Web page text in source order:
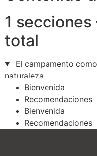
1 secciones
total
El campamento
naturaleza
Bienvenida
Recomendaciones
Bienvenida
Recomendaciones